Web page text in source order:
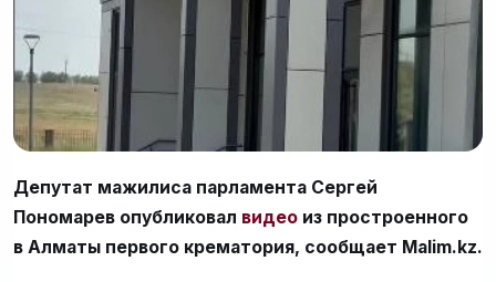
Депутат мажилиса парламента Сергей
Пономарев опубликовал видео из простроенного
в Алматы первого крематория, сообщает Malim.kz.